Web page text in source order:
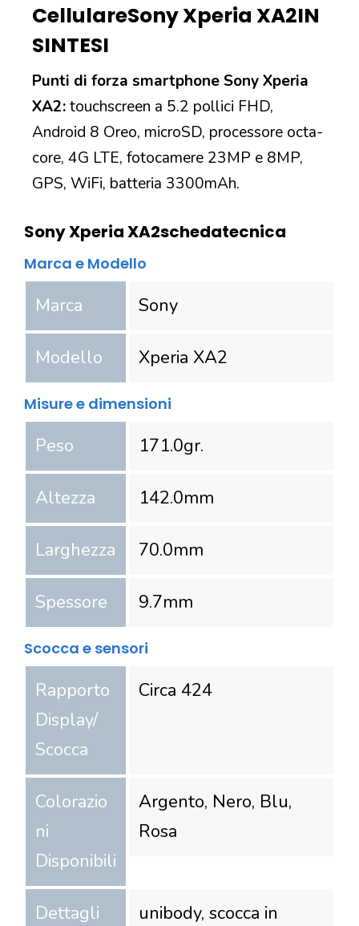
CellulareSony Xperia XA2IN
SINTESI
Punti di forza smartphone Sony Xperia
XA2:touchscreen a 5.2 pollici FHD,
Android 8 Oreo, microSD, processore octa-
core, 4G LTE, fotocamere 23MP e 8MP,
GPS, WiFi, batteria 3300mAh.
Sony Xperia XA2schedatecnica
Marca e Modello
Marca Sony
Modello Xperia XA2
Misure e dimensioni
Peso 171.0gr.
Altezza 142.0mm
Larghezza 70.0mm
Spessore 9.7mm
Scocca e sensori
Rapporto
Display/
Scocca
Circa 424
Colorazio
ni
Disponibili
Argento, Nero, Blu,
Rosa
Dettagli
unibody, scocca in